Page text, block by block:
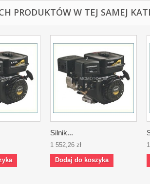
PRODUKTÓW W TEJ SAMEJ
Silnik...
1 552,26 zł
Dodaj do koszyka